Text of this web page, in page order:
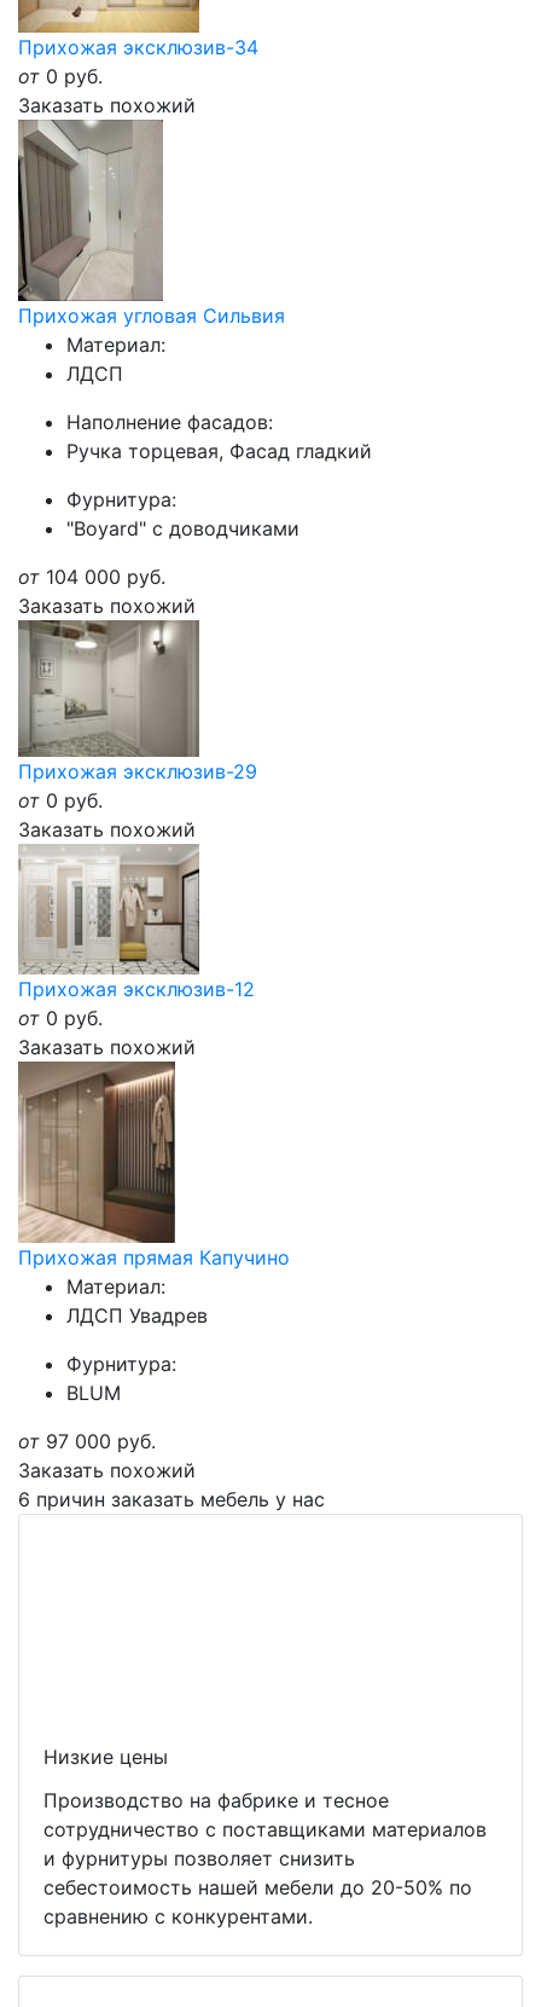
Прихожая эксклюзив-34
от 0 руб.
Заказать похожий
Прихожая угловая Сильвия
Материал:
ЛДСП
Наполнение фасадов:
Ручка торцевая, Фасад гладкий
Фурнитура:
"Boyard" с доводчиками
от 104 000 руб.
Заказать похожий
Прихожая эксклюзив-29
от 0 руб.
Заказать похожий
Прихожая эксклюзив-12
от 0 руб.
Заказать похожий
Прихожая прямая Капучино
Материал:
ЛДСП Увадрев
Фурнитура:
BLUM
от 97 000 руб.
Заказать похожий
6 причин заказать мебель у нас
Низкие цены
Производство на фабрике и тесное
сотрудничество с поставщиками материалов
и фурнитуры позволяет снизить
себестоимость нашей мебели до 20-50% по
сравнению с конкурентами.